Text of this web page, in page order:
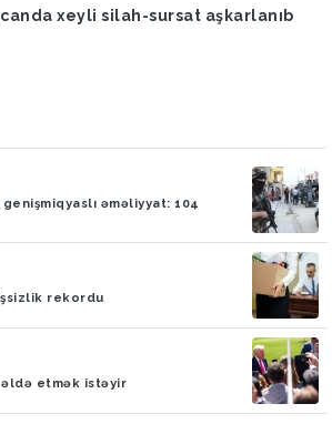
xeyli silah-sursat aşkarlanıb
əməliyyat: 104
rekordu
əldə etmək istəyir